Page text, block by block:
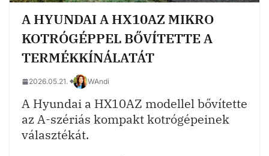
A HYUNDAI A HX10AZ MIKRO
KOTRÓGÉPPEL BŐVÍTETTE A
TERMÉKKÍNÁLATÁT
2026.05.21. WAndi
A Hyundai a HX10AZ modellel bővítette
az A-szériás kompakt kotrógépeinek
választékát.